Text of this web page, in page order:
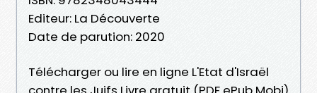
Editeur: La Découverte
Date de parution: 2020
Télécharger ou lire en ligne L'Etat d'Israël